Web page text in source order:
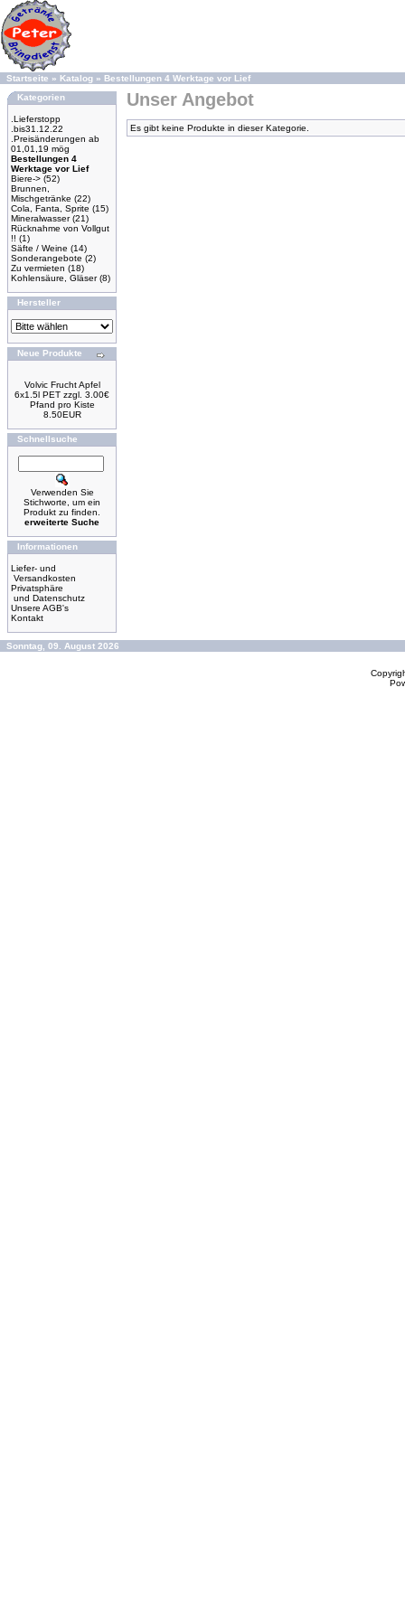
Startseite » Katalog » Bestellungen 4 Werktage vor Lief
Kategorien
.Lieferstopp
.bis31.12.22
.Preisänderungen ab
01,01,19 mög
Bestellungen 4
Werktage vor Lief
Biere-> (52)
Brunnen,
Mischgetränke (22)
Cola, Fanta, Sprite (15)
Mineralwasser(21)
Rücknahme von Vollgut
!! (1)
Säfte / Weine (14)
Sonderangebote (2)
Zu vermieten (18)
Kohlensäure, Gläser(8)
Hersteller
Neue Produkte
Volvic Frucht Apfel
6x1.5l PET zzgl. 3.00€
Pfand pro Kiste
8.50EUR
Schnellsuche
Verwenden Sie
Stichworte, um ein
Produkt zu finden.
erweiterte Suche
Informationen
Liefer- und
Versandkosten
Privatsphäre
und Datenschutz
Unsere AGB's
Kontakt
Unser Angebot
Es gibt keine Produkte in dieser Kategorie.
Sonntag, 09. August 2026